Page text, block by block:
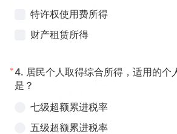
特许权使用费所得
财产租赁所得
* 4. 居民个人取得综合所得，适用的个
是？
七级超额累进税率
五级超额累进税率